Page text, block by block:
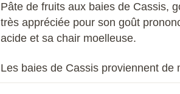
Pâte de fruits aux baies de Cassis,
très appréciée pour son goût
acide et sa chair moelleuse.
Les baies de Cassis proviennent de